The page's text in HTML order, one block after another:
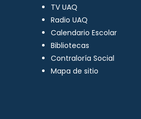
TV UAQ
Radio UAQ
Calendario Escolar
Bibliotecas
Contraloría Social
Mapa de sitio